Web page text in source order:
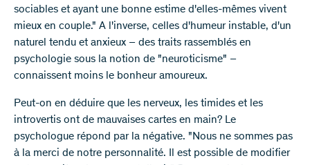
sociables et ayant une bonne estime d'elles-mêmes vivent
mieux en couple." A l'inverse, celles d'humeur instable, d'un
naturel tendu et anxieux – des traits rassemblés en
psychologie sous la notion de "neuroticisme" –
connaissent moins le bonheur amoureux.
Peut-on en déduire que les nerveux, les timides et les
introvertis ont de mauvaises cartes en main? Le
psychologue répond par la négative. "Nous ne sommes pas
à la merci de notre personnalité. Il est possible de modifier